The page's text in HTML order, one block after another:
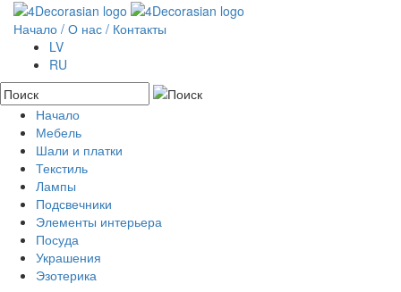
Начало / О нас / Контакты
LV
RU
Начало
Акционные товары
Новые товары
По заказу
Мебель
Шкафы
Полки
Буфеты
Комоды
Столы
Стулья
Скамьи и качалки
Консоли
Шали и платки
Текстиль
Наволочки
Одежда
Сумки
Покрывала
Коврики
Настенный декор
Лампы
Подсвечники
Камень
Металл
Дерево
Стекло
Элементы интерьера
Резьба по дереву
Колонны
Капители
Посуда
Украшения
Rokassprādzes
Эзотерика